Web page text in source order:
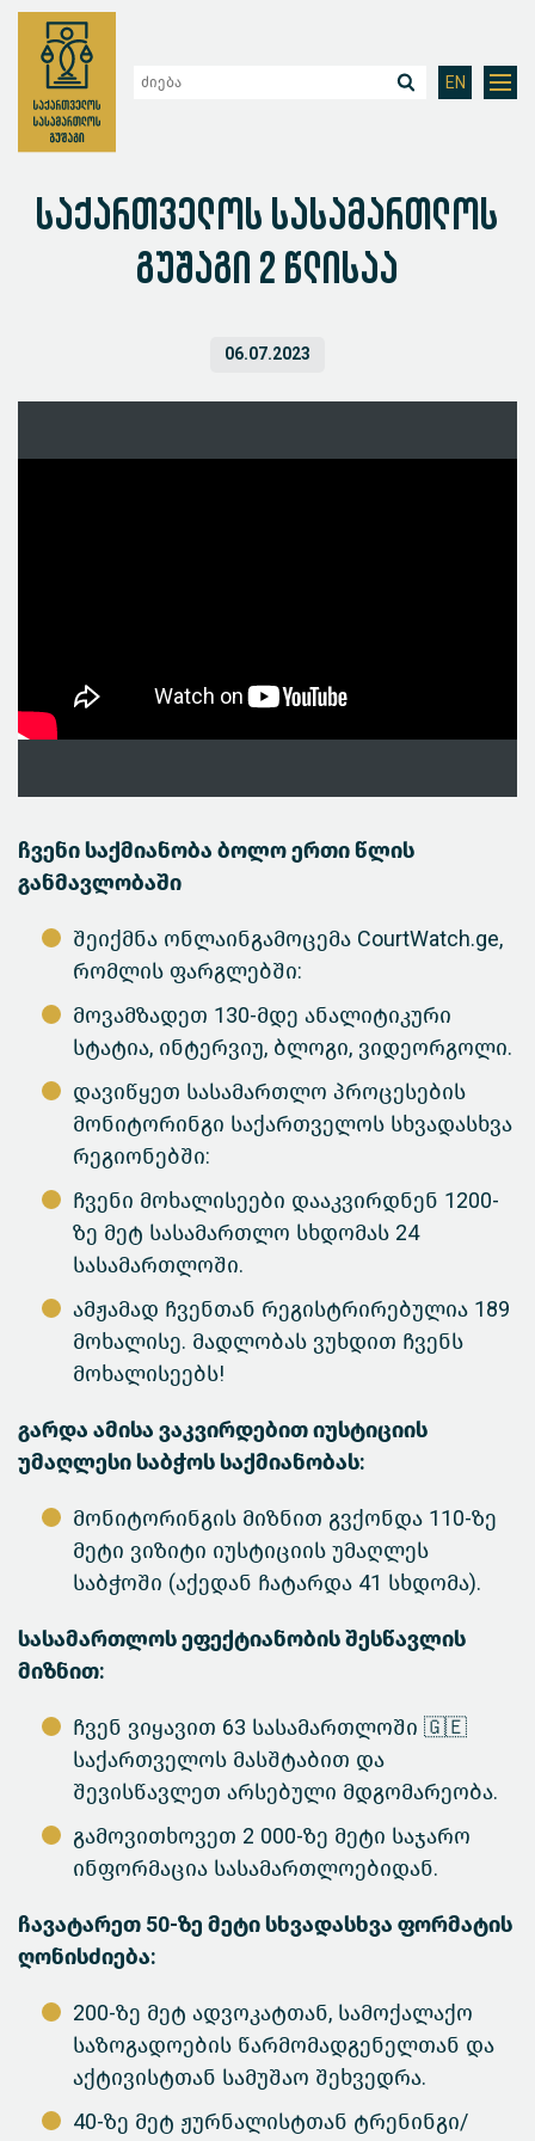
EN
საქართველოს სასამართლოს
გუშაგი 2 წლისაა
06.07.2023
ჩვენი საქმიანობა ბოლო ერთი წლის
განმავლობაში
შეიქმნა ონლაინგამოცემა CourtWatch.ge,
რომლის ფარგლებში:
მოვამზადეთ 130-მდე ანალიტიკური
სტატია, ინტერვიუ, ბლოგი, ვიდეორგოლი.
დავიწყეთ სასამართლო პროცესების
მონიტორინგი საქართველოს სხვადასხვა
რეგიონებში:
ჩვენი მოხალისეები დააკვირდნენ 1200-
ზე მეტ სასამართლო სხდომას 24
სასამართლოში.
ამჟამად ჩვენთან რეგისტრირებულია 189
მოხალისე. მადლობას ვუხდით ჩვენს
მოხალისეებს!
გარდა ამისა ვაკვირდებით იუსტიციის
უმაღლესი საბჭოს საქმიანობას:
მონიტორინგის მიზნით გვქონდა 110-ზე
მეტი ვიზიტი იუსტიციის უმაღლეს
საბჭოში (აქედან ჩატარდა 41 სხდომა).
სასამართლოს ეფექტიანობის შესწავლის
მიზნით:
ჩვენ ვიყავით 63 სასამართლოში 🇬🇪
საქართველოს მასშტაბით და
შევისწავლეთ არსებული მდგომარეობა.
გამოვითხოვეთ 2 000-ზე მეტი საჯარო
ინფორმაცია სასამართლოებიდან.
ჩავატარეთ 50-ზე მეტი სხვადასხვა ფორმატის
ღონისძიება:
200-ზე მეტ ადვოკატთან, სამოქალაქო
საზოგადოების წარმომადგენელთან და
აქტივისტთან სამუშაო შეხვედრა.
40-ზე მეტ ჟურნალისტთან ტრენინგი/